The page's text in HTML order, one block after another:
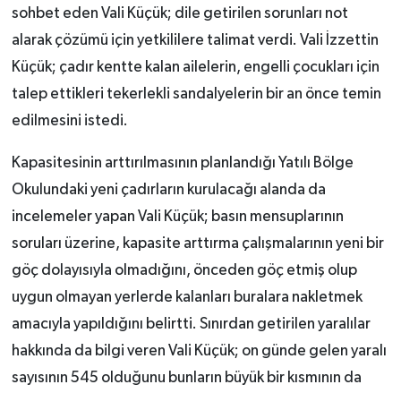
sohbet eden Vali Küçük; dile getirilen sorunları not
alarak çözümü için yetkililere talimat verdi. Vali İzzettin
Küçük; çadır kentte kalan ailelerin, engelli çocukları için
talep ettikleri tekerlekli sandalyelerin bir an önce temin
edilmesini istedi.
Kapasitesinin arttırılmasının planlandığı Yatılı Bölge
Okulundaki yeni çadırların kurulacağı alanda da
incelemeler yapan Vali Küçük; basın mensuplarının
soruları üzerine, kapasite arttırma çalışmalarının yeni bir
göç dolayısıyla olmadığını, önceden göç etmiş olup
uygun olmayan yerlerde kalanları buralara nakletmek
amacıyla yapıldığını belirtti. Sınırdan getirilen yaralılar
hakkında da bilgi veren Vali Küçük; on günde gelen yaralı
sayısının 545 olduğunu bunların büyük bir kısmının da